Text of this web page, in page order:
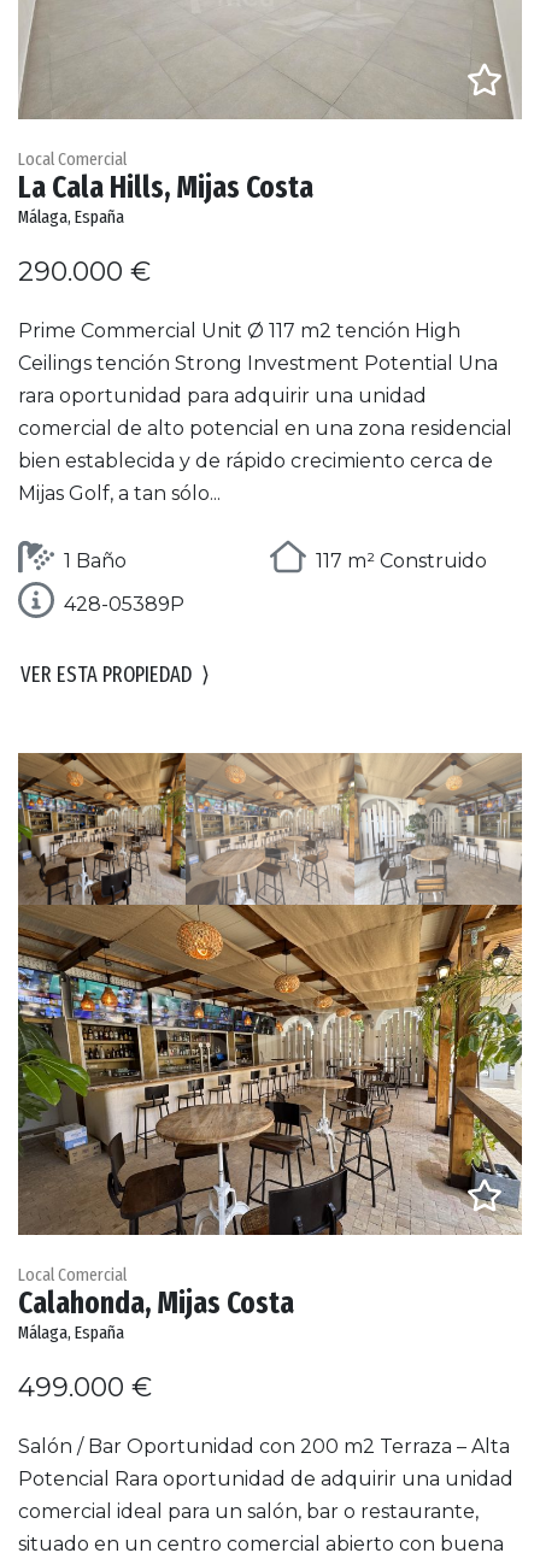
Local Comercial
La Cala Hills, Mijas Costa
Málaga, España
290.000 €
Prime Commercial Unit Ø 117 m2 tención High
Ceilings tención Strong Investment Potential Una
rara oportunidad para adquirir una unidad
comercial de alto potencial en una zona residencial
bien establecida y de rápido crecimiento cerca de
Mijas Golf, a tan sólo...
1 Baño
117 m² Construido
428-05389P
VER ESTA PROPIEDAD ⟩
Local Comercial
Calahonda, Mijas Costa
Málaga, España
499.000 €
Salón / Bar Oportunidad con 200 m2 Terraza – Alta
Potencial Rara oportunidad de adquirir una unidad
comercial ideal para un salón, bar o restaurante,
situado en un centro comercial abierto con buena